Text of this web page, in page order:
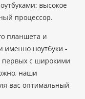
высокое
процессор.
планшета и
именно ноутбуки -
первых с широкими
наши
вас оптимальный